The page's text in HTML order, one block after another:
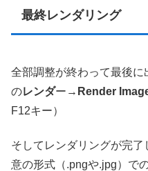
最終レンダリング
全部調整が終わって最後
のレンダー→ Render
F12キー）
そしてレンダリングが完了
意の形式（.pngや.jpg）で